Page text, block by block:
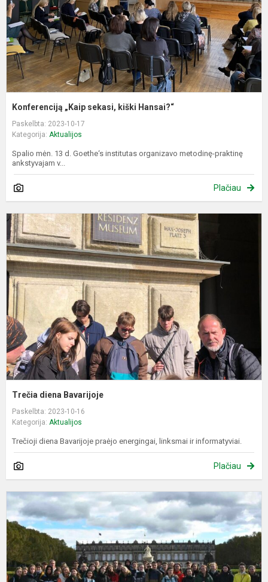
Konferenciją „Kaip sekasi, kiški Hansai?“
Paskelbta: 2023-10-17
Kategorija: Aktualijos
Spalio mėn. 13 d. Goethe‘s institutas organizavo metodinę-praktinę
ankstyvajam v...
Plačiau
Trečia diena Bavarijoje
Paskelbta: 2023-10-16
Kategorija: Aktualijos
Trečioji diena Bavarijoje praėjo energingai, linksmai ir informatyviai.
Plačiau